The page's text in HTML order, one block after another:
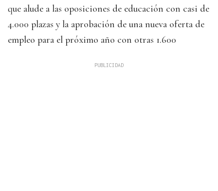
que alude a las oposiciones de educación con casi de
4.000 plazas y la aprobación de una nueva oferta de
empleo para el próximo año con otras 1.600